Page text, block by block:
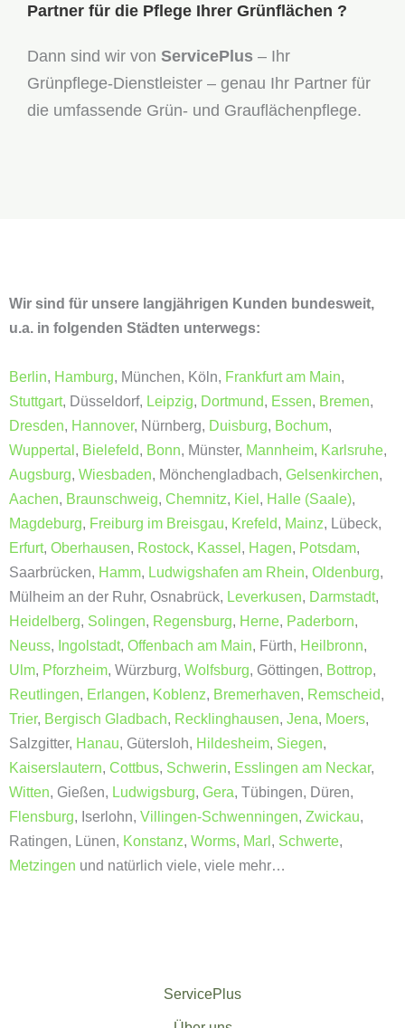
Partner für die Pflege Ihrer Grünflächen ?
Dann sind wir von ServicePlus – Ihr
Grünpflege-Dienstleister – genau Ihr Partner für
die umfassende Grün- und Grauflächenpflege.
Wir sind für unsere langjährigen Kunden bundesweit,
u.a. in folgenden Städten unterwegs:
Berlin, Hamburg, München, Köln, Frankfurt am Main,
Stuttgart, Düsseldorf, Leipzig, Dortmund, Essen, Bremen,
Dresden, Hannover, Nürnberg, Duisburg, Bochum,
Wuppertal , Bielefeld, Bonn, Münster, Mannheim, Karlsruhe,
Augsburg, Wiesbaden, Mönchengladbach, Gelsenkirchen,
Aachen, Braunschweig, Chemnitz, Kiel , Halle (Saale),
Magdeburg, Freiburg im Breisgau, Krefeld, Mainz, Lübeck,
Erfurt, Oberhausen, Rostock, Kassel , Hagen, Potsdam,
Saarbrücken, Hamm, Ludwigshafen am Rhein, Oldenburg,
Mülheim an der Ruhr, Osnabrück, Leverkusen, Darmstadt,
Heidelberg, Solingen, Regensburg, Herne, Paderborn,
Neuss, Ingolstadt, Offenbach am Main, Fürth, Heilbronn,
Ulm, Pforzheim, Würzburg, Wolfsburg, Göttingen, Bottrop,
Reutlingen, Erlangen, Koblenz, Bremerhaven, Remscheid,
Trier, Bergisch Gladbach, Recklinghausen, Jena, Moers,
Salzgitter, Hanau, Gütersloh, Hildesheim, Siegen,
Kaiserslautern, Cottbus, Schwerin, Esslingen am Neckar,
Witten, Gießen, Ludwigsburg, Gera, Tübingen, Düren,
Flensburg, Iserlohn, Villingen-Schwenningen, Zwickau,
Ratingen, Lünen, Konstanz, Worms, Marl , Schwerte,
Metzingen und natürlich viele, viele mehr…
ServicePlus